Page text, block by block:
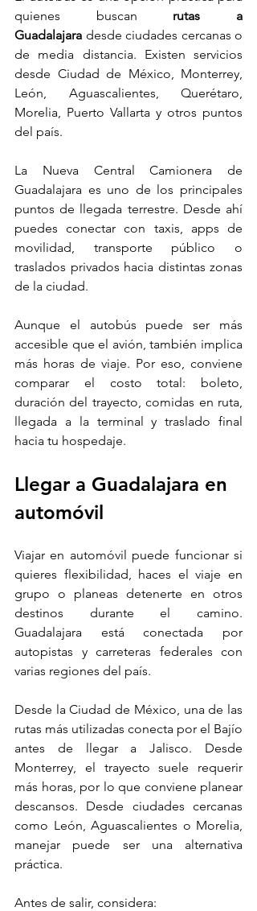
quienes buscan rutas a
Guadalajara desde ciudades cercanas o
de media distancia. Existen servicios
desde Ciudad de México, Monterrey,
León, Aguascalientes, Querétaro,
Morelia, Puerto Vallarta y otros puntos
del país.
La Nueva Central Camionera de
Guadalajara es uno de los principales
puntos de llegada terrestre. Desde ahí
puedes conectar con taxis, apps de
movilidad, transporte público o
traslados privados hacia distintas zonas
de la ciudad.
Aunque el autobús puede ser más
accesible que el avión, también implica
más horas de viaje. Por eso, conviene
comparar el costo total: boleto,
duración del trayecto, comidas en ruta,
llegada a la terminal y traslado final
hacia tu hospedaje.
Llegar a Guadalajara en
automóvil
Viajar en automóvil puede funcionar si
quieres flexibilidad, haces el viaje en
grupo o planeas detenerte en otros
destinos durante el camino.
Guadalajara está conectada por
autopistas y carreteras federales con
varias regiones del país.
Desde la Ciudad de México, una de las
rutas más utilizadas conecta por el Bajío
antes de llegar a Jalisco. Desde
Monterrey, el trayecto suele requerir
más horas, por lo que conviene planear
descansos. Desde ciudades cercanas
como León, Aguascalientes o Morelia,
manejar puede ser una alternativa
práctica.
Antes de salir, considera: